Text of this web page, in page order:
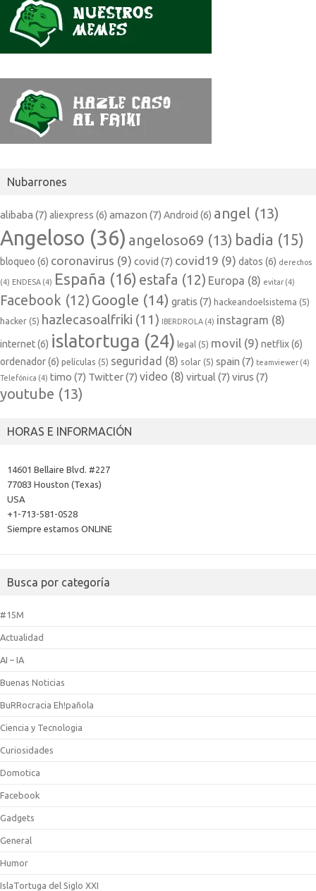
Nubarrones
alibaba (7) aliexpress (6) amazon (7) Android (6) angel (13)
Angeloso (36) angeloso69 (13) badia (15)
bloqueo (6) coronavirus (9) covid (7) covid19 (9) datos (6) derechos
(4) ENDESA (4) España (16) estafa (12) Europa (8) evitar (4)
Facebook (12) Google (14) gratis (7) hackeandoelsistema (5)
hacker (5) hazlecasoalfriki (11) IBERDROLA (4) instagram (8)
internet(6) islatortuga (24) legal (5) movil (9) netflix(6)
ordenador(6) películas (5) seguridad (8) solar (5) spain (7) teamviewer (4)
Telefónica (4) timo (7) Twitter(7) video (8) virtual (7) virus (7)
youtube (13)
HORAS E INFORMACIÓN
14601 Bellaire Blvd. #227
77083 Houston (Texas)
USA
+1-713-581-0528
Siempre estamos ONLINE
Busca por categoría
#15M
Actualidad
AI – IA
Buenas Noticias
BuRRocracia Eh!pañola
Ciencia y Tecnologia
Curiosidades
Domotica
Facebook
Gadgets
General
Humor
IslaTortuga del Siglo XXI